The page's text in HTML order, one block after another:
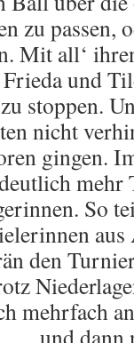
zu passen,
Mit all‘
und
stoppen.
nicht
gingen.
mehr
So
den
mehrfach
und dann